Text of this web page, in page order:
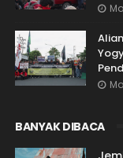
BANYAK DIBACA